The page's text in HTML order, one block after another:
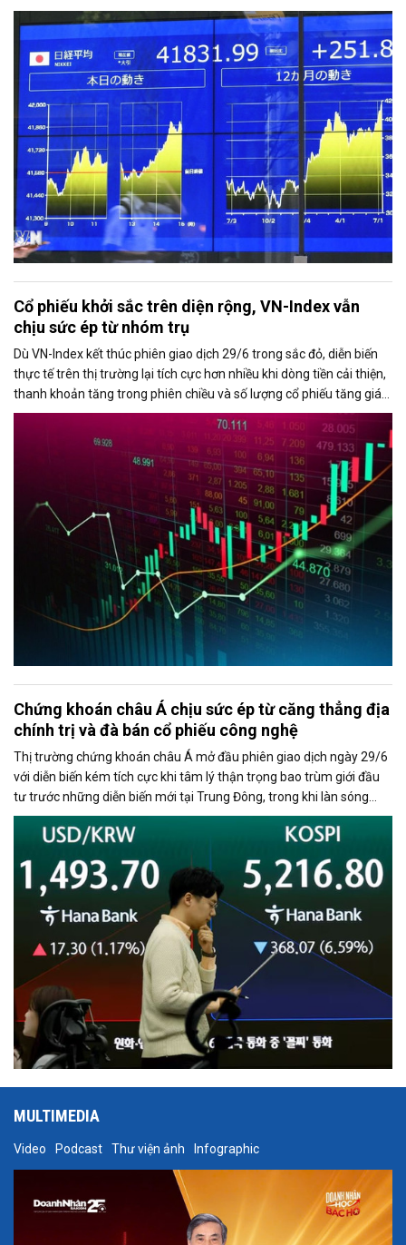
công đáp trả lẫn nhau, mở ra triển vọng nối lại đối thoại.
Cổ phiếu khởi sắc trên diện rộng, VN-Index vẫn
chịu sức ép từ nhóm trụ
Dù VN-Index kết thúc phiên giao dịch 29/6 trong sắc đỏ, diễn biến
thực tế trên thị trường lại tích cực hơn nhiều khi dòng tiền cải thiện,
thanh khoản tăng trong phiên chiều và số lượng cổ phiếu tăng giá
chiếm ưu thế. Áp lực giảm điểm của chỉ số chủ yếu đến từ nhóm cổ
phiếu vốn hóa lớn, đặc biệt là VIC và VHM.
Chứng khoán châu Á chịu sức ép từ căng thẳng địa
chính trị và đà bán cổ phiếu công nghệ
Thị trường chứng khoán châu Á mở đầu phiên giao dịch ngày 29/6
với diễn biến kém tích cực khi tâm lý thận trọng bao trùm giới đầu
tư trước những diễn biến mới tại Trung Đông, trong khi làn sóng
chốt lời ở nhóm cổ phiếu công nghệ tiếp tục gây áp lực lên các chỉ
số lớn.
MULTIMEDIA
Video Podcast Thư viện ảnh Infographic